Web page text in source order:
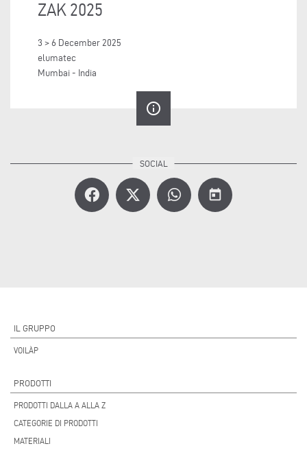
ZAK 2025
3 > 6 December 2025
elumatec
Mumbai - India
info_outline
today
IL GRUPPO
VOILÀP
PRODOTTI
PRODOTTI DALLA A ALLA Z
CATEGORIE DI PRODOTTI
MATERIALI